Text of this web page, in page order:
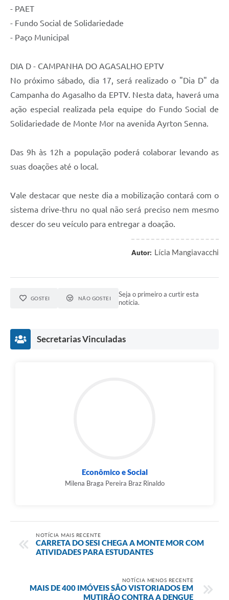
- PAET
- Fundo Social de Solidariedade
- Paço Municipal
DIA D - CAMPANHA DO AGASALHO EPTV
No próximo sábado, dia 17, será realizado o "Dia D" da
Campanha do Agasalho da EPTV. Nesta data, haverá uma
ação especial realizada pela equipe do Fundo Social de
Solidariedade de Monte Mor na avenida Ayrton Senna.
Das 9h às 12h a população poderá colaborar levando as
suas doações até o local.
Vale destacar que neste dia a mobilização contará com o
sistema drive-thru no qual não será preciso nem mesmo
descer do seu veículo para entregar a doação.
Autor: Lícia Mangiavacchi
GOSTEI NÃO GOSTEI
Seja o primeiro a curtir esta
notícia.
Secretarias Vinculadas
Econômico e Social
Milena Braga Pereira Braz Rinaldo
NOTÍCIA MAIS RECENTE
CARRETA DO SESI CHEGA A MONTE MOR COM
ATIVIDADES PARA ESTUDANTES
NOTÍCIA MENOS RECENTE
MAIS DE 400 IMÓVEIS SÃO VISTORIADOS EM
MUTIRÃO CONTRA A DENGUE